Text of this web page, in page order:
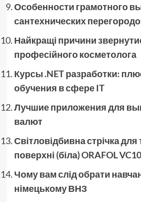
Особенности грамотного
сантехнических
Найкращі причини
професійного косметолога
Курсы .NET разработки:
обучения в сфере IT
Лучшие приложения для
валют
Світловідбивна стрічка для
поверхні (біла) ORAFOL
Чому вам слід обрати
німецькому ВНЗ